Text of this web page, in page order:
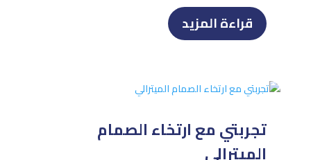
قراءة المزيد
تجربتي مع ارتخاء الصمام
الميترالي